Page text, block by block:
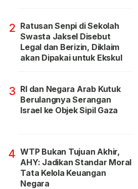
2 Ratusan Senpi di Sekolah
Swasta Jaksel Disebut
Legal dan Berizin, Diklaim
akan Dipakai untuk Ekskul
3 RI dan Negara Arab Kutuk
Berulangnya Serangan
Israel ke Objek Sipil Gaza
4 WTP Bukan Tujuan Akhir,
AHY: Jadikan Standar Moral
Tata Kelola Keuangan
Negara